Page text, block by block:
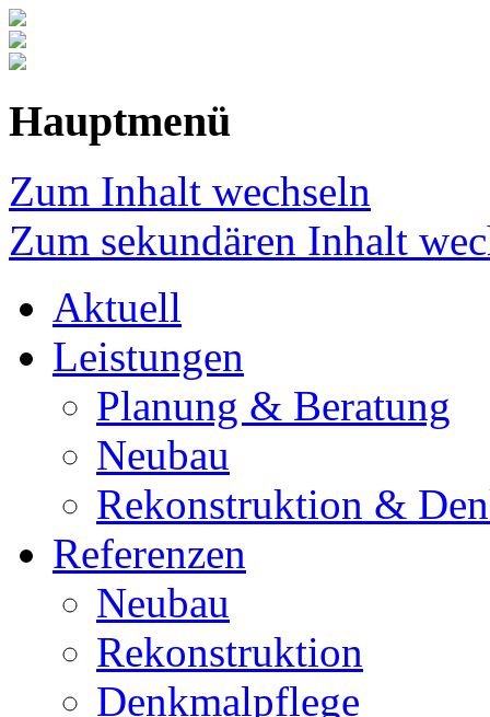
Hauptmenü
Zum Inhalt wechseln
Zum sekundären Inhalt
Aktuell
Leistungen
Planung & Beratung
Neubau
Rekonstruktion &
Referenzen
Neubau
Rekonstruktion
Denkmalpflege